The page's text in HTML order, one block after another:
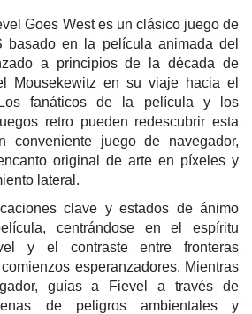
Goes West es un clásico juego de
basado en la película animada del
a principios de la década de
Mousekewitz en su viaje hacia el
fanáticos de la película y los
retro pueden redescubrir esta
conveniente juego de navegador,
original de arte en píxeles y
lateral.
clave y estados de ánimo
centrándose en el espíritu
y el contraste entre fronteras
esperanzadores. Mientras
guías a Fievel a través de
de peligros ambientales y